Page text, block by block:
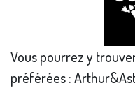
Vous pourrez y
préférées :